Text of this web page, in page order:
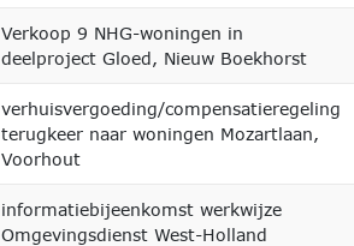
Verkoop 9 NHG-woningen in
deelproject Gloed, Nieuw Boekhorst
verhuisvergoeding/compensatieregeling
terugkeer naar woningen Mozartlaan,
Voorhout
informatiebijeenkomst werkwijze
Omgevingsdienst West-Holland